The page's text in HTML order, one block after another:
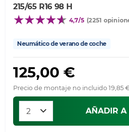
215/65 R16 98 H
4,7/5 (2251
Neumático de verano de coche
125,00 €
Precio de montaje no incluido 19,85
AÑADIR A